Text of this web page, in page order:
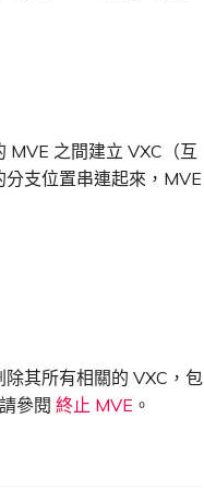
之間建立 VXC（互
支位置串連起來，MVE
其所有相關的 VXC，包
參閱 終止 MVE 。